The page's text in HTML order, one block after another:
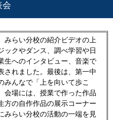
会
みらい分校の紹介ビデオの上
ックやダンス、調べ学習や日
生へのインタビュー、音楽で
されました。最後は、第一中
みんなで「上を向いて歩こ
会場には、授業で作った作品
方の自作作品の展示コーナー
みらい分校の活動の一端を見